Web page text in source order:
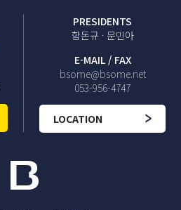
PRESIDENTS
함돈규 · 문민아
E-MAIL / FAX
bsome@bsome.net
053-956-4747
LOCATION